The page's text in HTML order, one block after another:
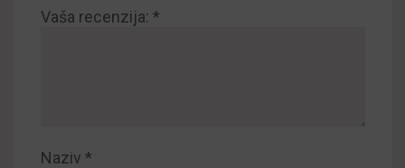
Vaša recenzija: *
Naziv *